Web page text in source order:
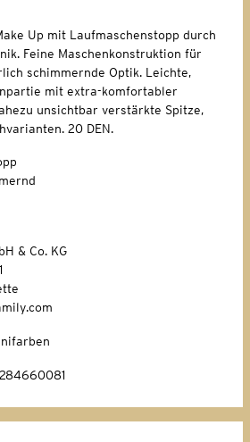
Up mit Laufmaschenstopp durch
Feine Maschenkonstruktion für
schimmernde Optik. Leichte,
mit extra-komfortabler
unsichtbar verstärkte Spitze,
20 DEN.
& Co. KG